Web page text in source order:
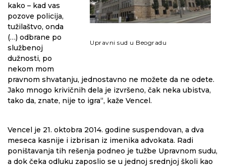
Upravni sud u Beogradu
kako – kad vas
pozove policija,
tužilaštvo, onda
(…) odbrane po
službenoj
dužnosti, po
nekom mom
pravnom shvatanju, jednostavno ne možete da ne odete.
Jako mnogo krivičnih dela je izvršeno, čak neka ubistva,
tako da, znate, nije to igra“, kaže Vencel.
Vencel je 21. oktobra 2014. godine suspendovan, a dva
meseca kasnije i izbrisan iz imenika advokata. Radi
poništavanja tih rešenja podneo je tužbe Upravnom sudu,
a dok čeka odluku zaposlio se u jednoj srednjoj školi kao